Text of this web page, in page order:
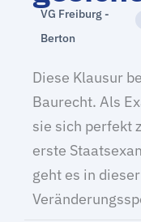
VG Freiburg -
Berton
Diese Klausur
Baurecht. Als
sie sich perfekt
erste
geht es in